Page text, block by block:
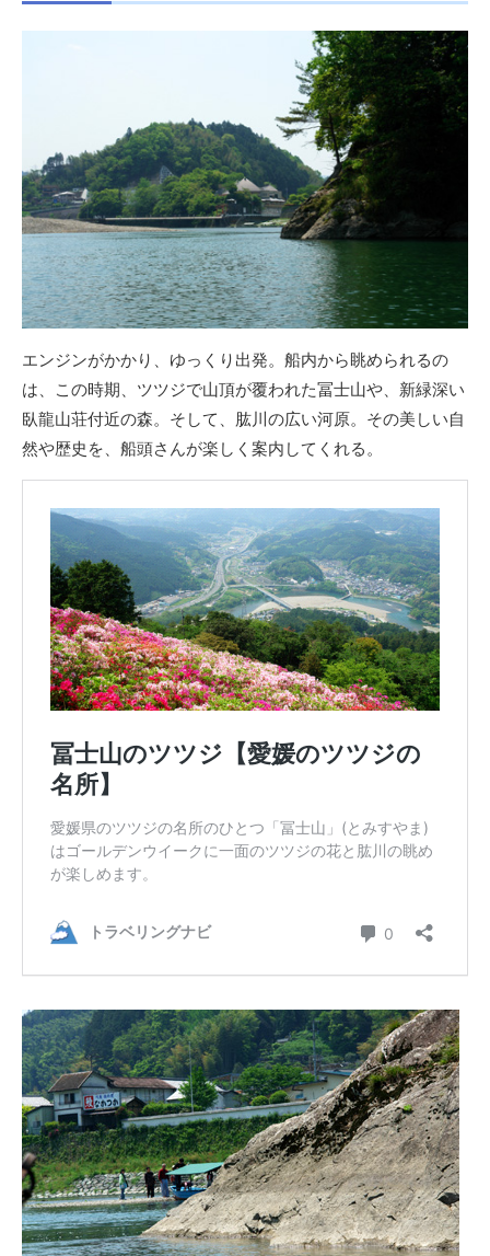
エンジンがかかり、ゆっくり出発。船内から眺められるの
は、この時期、ツツジで山頂が覆われた冨士山や、新緑深い
臥龍山荘付近の森。そして、肱川の広い河原。その美しい自
然や歴史を、船頭さんが楽しく案内してくれる。